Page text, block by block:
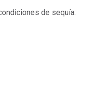
de sequía: